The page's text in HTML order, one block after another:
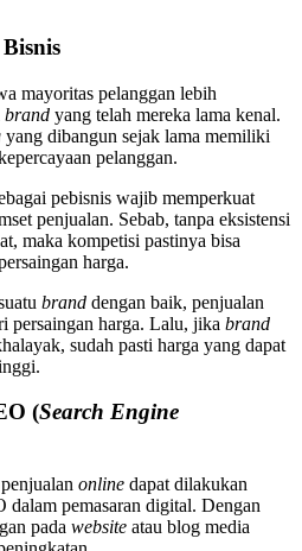
Bisnis
mayoritas pelanggan lebih
brand yang telah mereka lama kenal.
yang dibangun sejak lama memiliki
pelanggan.
pebisnis wajib memperkuat
penjualan. Sebab, tanpa eksistensi
maka kompetisi pastinya bisa
harga.
brand dengan baik, penjualan
persaingan harga. Lalu, jika brand
sudah pasti harga yang dapat
(Search Engine
online dapat dilakukan
dalam pemasaran digital. Dengan
pada website atau blog media